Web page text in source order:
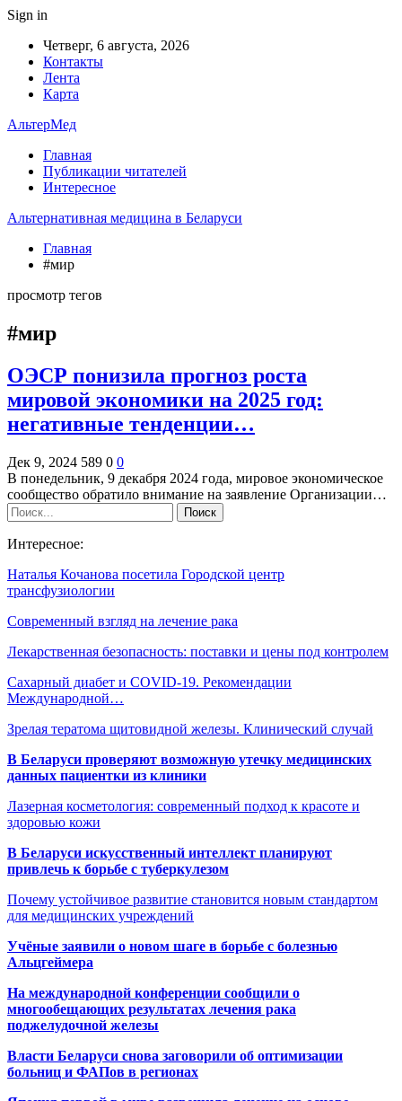
Sign in
Четверг, 6 августа, 2026
Контакты
Лента
Карта
АльтерМед
Главная
Публикации читателей
Интересное
Альтернативная медицина в Беларуси
Главная
#мир
просмотр тегов
#мир
ОЭСР понизила прогноз роста
мировой экономики на 2025 год:
негативные тенденции…
Дек 9, 2024 589 0 0
В понедельник, 9 декабря 2024 года, мировое экономическое
сообщество обратило внимание на заявление Организации…
Интересное:
Наталья Кочанова посетила Городской центр
трансфузиологии
Современный взгляд на лечение рака
Лекарственная безопасность: поставки и цены под контролем
Сахарный диабет и COVID-19. Рекомендации
Международной…
Зрелая тератома щитовидной железы. Клинический случай
В Беларуси проверяют возможную утечку медицинских
данных пациентки из клиники
Лазерная косметология: современный подход к красоте и
здоровью кожи
В Беларуси искусственный интеллект планируют
привлечь к борьбе с туберкулезом
Почему устойчивое развитие становится новым стандартом
для медицинских учреждений
Учёные заявили о новом шаге в борьбе с болезнью
Альцгеймера
На международной конференции сообщили о
многообещающих результатах лечения рака
поджелудочной железы
Власти Беларуси снова заговорили об оптимизации
больниц и ФАПов в регионах